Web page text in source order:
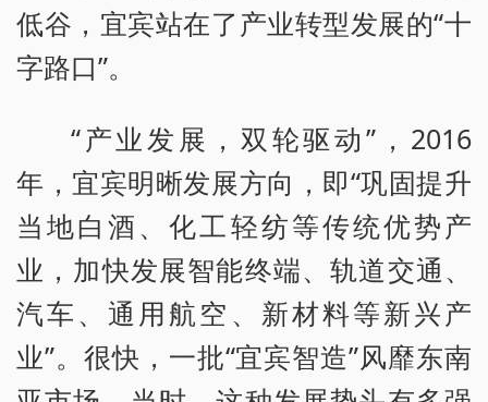
低谷，宜宾站在了产业转型发展的“十
字路口”。
“产业发展，双轮驱动”，2016
年，宜宾明晰发展方向，即“巩固提升
当地白酒、化工轻纺等传统优势产
业，加快发展智能终端、轨道交通、
汽车、通用航空、新材料等新兴产
业”。很快，一批“宜宾智造”风靡东南